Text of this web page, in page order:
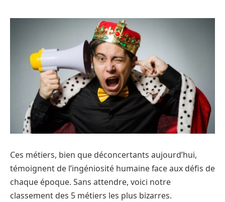
Ces métiers, bien que déconcertants aujourd’hui,
témoignent de l’ingéniosité humaine face aux défis de
chaque époque. Sans attendre, voici notre
classement des 5 métiers les plus bizarres.